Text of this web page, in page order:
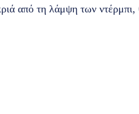
από τη λάμψη των ντέρμπι,